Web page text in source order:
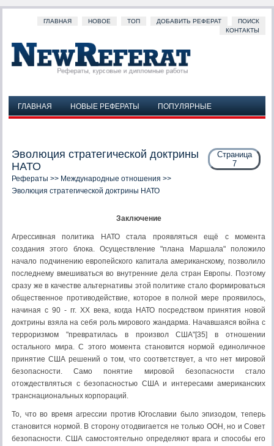
ГЛАВНАЯ НОВОЕ ТОП ДОБАВИТЬ РЕФЕРАТ
ПОИСК
КОНТАКТЫ
ГЛАВНАЯ НОВЫЕ РЕФЕРАТЫ
ПОПУЛЯРНЫЕ
Страница
7
Эволюция стратегической доктрины
НАТО
Рефераты >> Международные отношения >>
Эволюция стратегической доктрины НАТО
Заключение
Агрессивная политика НАТО стала проявляться ещё с момента
создания этого блока. Осуществление "плана Маршала" положило
начало подчинению европейского капитала американскому, позволило
последнему вмешиваться во внутренние дела стран Европы. Поэтому
сразу же в качестве альтернативы этой политике стало формироваться
общественное противодействие, которое в полной мере проявилось,
начиная с 90 - гг. ХХ века, когда НАТО посредством принятия новой
доктрины взяла на себя роль мирового жандарма. Начавшаяся война с
терроризмом "превратилась в произвол США"[35] в отношении
остального мира. С этого момента становится нормой единоличное
принятие США решений о том, что соответствует, а что нет мировой
безопасности. Само понятие мировой безопасности стало
отождествляться с безопасностью США и интересами американских
транснациональных корпораций.
То, что во время агрессии против Югославии было эпизодом, теперь
становится нормой. В сторону отодвигается не только ООН, но и Совет
безопасности. США самостоятельно определяют врага и способы его